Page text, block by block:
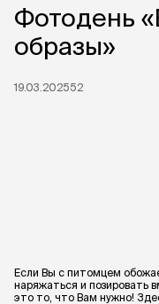
Фотодень
образы»
19.03.202552
Если Вы с питомцем
наряжаться и позировать
это то, что Вам нужно!